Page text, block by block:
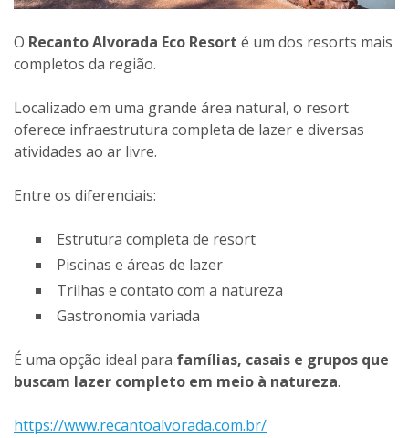
O Recanto Alvorada Eco Resort é um dos resorts mais
completos da região.
Localizado em uma grande área natural, o resort
oferece infraestrutura completa de lazer e diversas
atividades ao ar livre.
Entre os diferenciais:
Estrutura completa de resort
Piscinas e áreas de lazer
Trilhas e contato com a natureza
Gastronomia variada
É uma opção ideal para famílias, casais e grupos que
buscam lazer completo em meio à natureza.
https://www.recantoalvorada.com.br/